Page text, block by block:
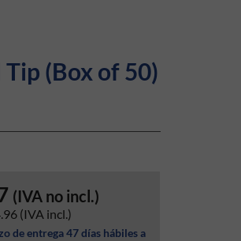
(Box of 50)
(IVA no incl.)
(IVA incl.)
de entrega 47 días hábiles a